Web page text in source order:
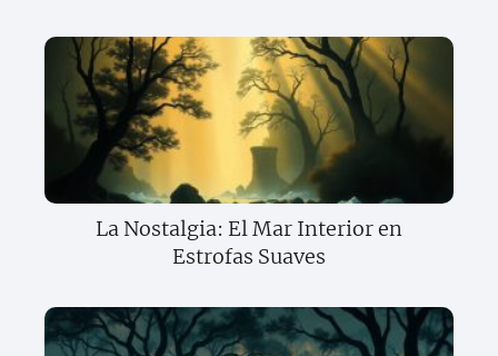
La Nostalgia: El Mar Interior en
Estrofas Suaves